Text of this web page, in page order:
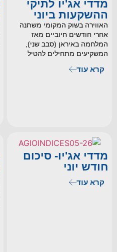
מדדי אג'יו לתיקי
ההשקעות ביוני
האווירה בשוק המקומי משתנה
אחרי חודשים חיוביים מאז
המלחמה באיראן (סבב שני),
המשקיעים מתחילים להטיל
קרא עוד
מדדי אג'יו- סיכום
חודש יוני
קרא עוד